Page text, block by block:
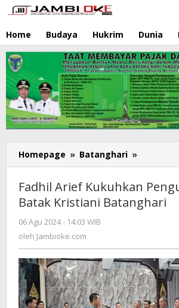
Lewati
ke
konten
Home Budaya Hukrim Dunia
Homepage » Batanghari »
Arief
Adat
Fadhil Arief Kukuhkan
Batak Kristiani Batanghari
06 Agu 2024 - 14:03 WIB
oleh Jambioke.com